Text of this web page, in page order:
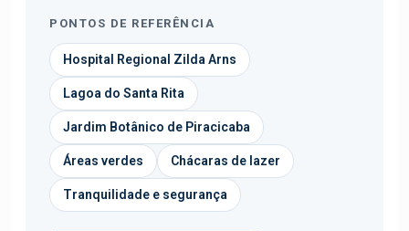
PONTOS DE REFERÊNCIA
Hospital Regional Zilda Arns
Lagoa do Santa Rita
Jardim Botânico de Piracicaba
Áreas verdes Chácaras de lazer
Tranquilidade e segurança